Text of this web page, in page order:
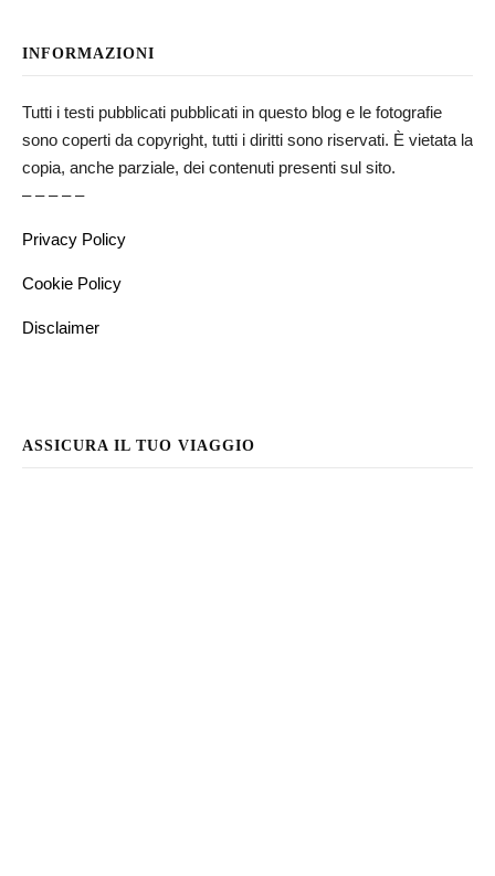
INFORMAZIONI
Tutti i testi pubblicati pubblicati in questo blog e le fotografie
sono coperti da copyright, tutti i diritti sono riservati. È vietata la
copia, anche parziale, dei contenuti presenti sul sito.
– – – – –
Privacy Policy
Cookie Policy
Disclaimer
ASSICURA IL TUO VIAGGIO